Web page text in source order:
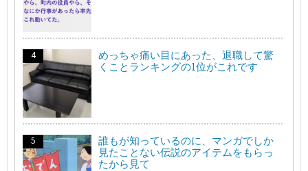
めっちゃ痛い目にあった、退職して驚
くことランキングの1位がこれです
誰もが知っているのに、マンガでしか
見たことない伝説のアイテムをもらっ
たから見て